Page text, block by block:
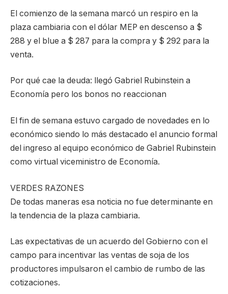
El comienzo de la semana marcó un respiro en la
plaza cambiaria con el dólar MEP en descenso a $
288 y el blue a $ 287 para la compra y $ 292 para la
venta.
Por qué cae la deuda: llegó Gabriel Rubinstein a
Economía pero los bonos no reaccionan
El fin de semana estuvo cargado de novedades en lo
económico siendo lo más destacado el anuncio formal
del ingreso al equipo económico de Gabriel Rubinstein
como virtual viceministro de Economía.
VERDES RAZONES
De todas maneras esa noticia no fue determinante en
la tendencia de la plaza cambiaria.
Las expectativas de un acuerdo del Gobierno con el
campo para incentivar las ventas de soja de los
productores impulsaron el cambio de rumbo de las
cotizaciones.